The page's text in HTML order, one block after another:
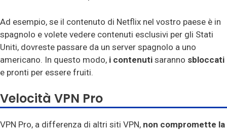
Ad esempio, se il contenuto di Netflix nel vostro paese è in
spagnolo e volete vedere contenuti esclusivi per gli Stati
Uniti, dovreste passare da un server spagnolo a uno
americano. In questo modo, i contenuti saranno sbloccati
e pronti per essere fruiti.
Velocità VPN Pro
VPN Pro, a differenza di altri siti VPN, non compromette la